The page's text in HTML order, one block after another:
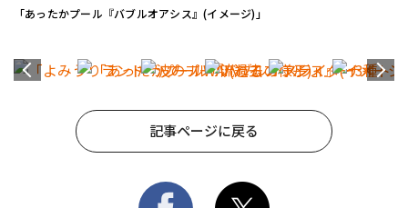
「あったかプール『バブルオアシス』(イメージ)」
記事ページに戻る